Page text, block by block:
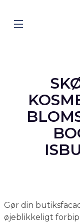
Gør din
øjeblikkeligt